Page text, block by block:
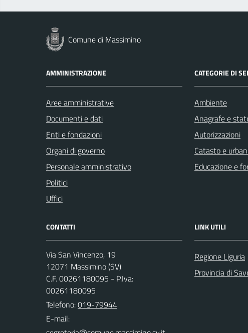
Comune di Massimino
AMMINISTRAZIONE
Aree amministrative
Documenti e dati
Enti e fondazioni
Organi di governo
Personale amministrativo
Politici
Uffici
CATEGORIE DI
Ambiente
Anagrafe e
Autorizzazioni
Catasto e
Educazione e
CONTATTI
Via San Vincenzo, 19
12071 Massimino (SV)
C.F. 00261180095 - P.Iva:
00261180095
Telefono:019-79944
E-mail:
LINK UTILI
Regione Liguria
Provincia di